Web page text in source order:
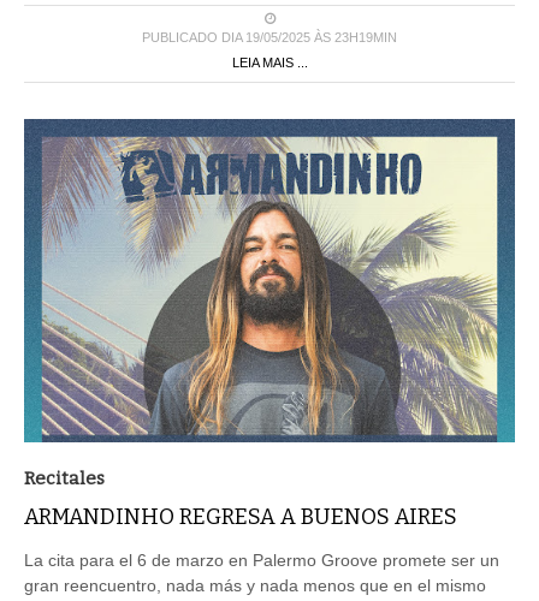
PUBLICADO DIA 19/05/2025 ÀS 23H19MIN
LEIA MAIS ...
Recitales
ARMANDINHO REGRESA A BUENOS AIRES
La cita para el 6 de marzo en Palermo Groove promete ser un
gran reencuentro, nada más y nada menos que en el mismo